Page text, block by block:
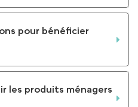
pour bénéficier
les produits ménagers